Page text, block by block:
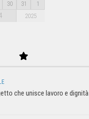
30 31 1
2025
che unisce lavoro e dignità